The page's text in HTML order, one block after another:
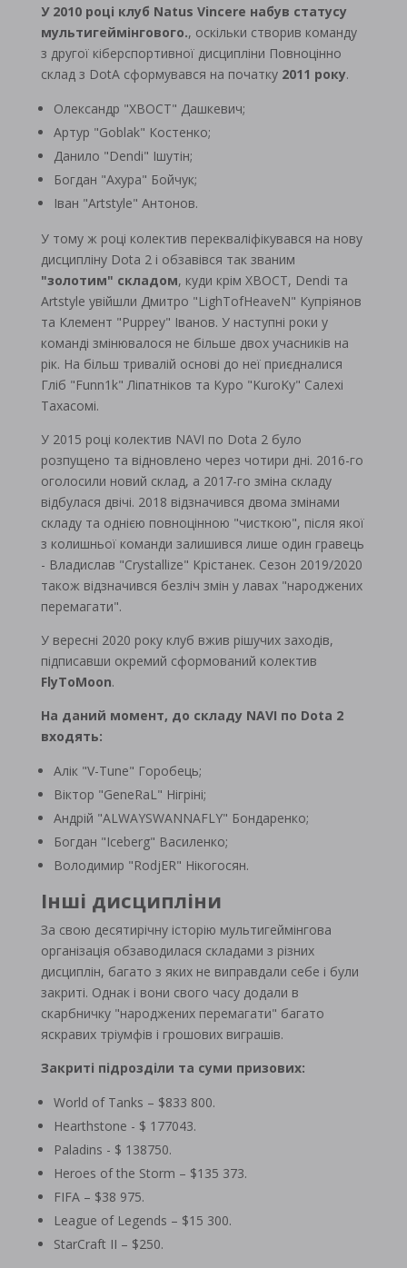
У 2010 році клуб Natus Vincere набув статусу
мультигеймінгового., оскільки створив команду
з другої кіберспортивної дисципліни Повноцінно
склад з DotA сформувався на початку 2011 року.
Олександр "XBOCT" Дашкевич;
Артур "Goblak" Костенко;
Данило "Dendi" Ішутін;
Богдан "Ахура" Бойчук;
Іван "Artstyle" Антонов.
У тому ж році колектив перекваліфікувався на нову
дисципліну Dota 2 і обзавівся так званим
"золотим" складом, куди крім XBOCT, Dendi та
Artstyle увійшли Дмитро "LighTofHeaveN" Купріянов
та Клемент "Puppey" Іванов. У наступні роки у
команді змінювалося не більше двох учасників на
рік. На більш тривалій основі до неї приєдналися
Гліб "Funn1k" Ліпатніков та Куро "KuroKy" Салехі
Тахасомі.
У 2015 році колектив NAVI по Dota 2 було
розпущено та відновлено через чотири дні. 2016-го
оголосили новий склад, а 2017-го зміна складу
відбулася двічі. 2018 відзначився двома змінами
складу та однією повноцінною "чисткою", після якої
з колишньої команди залишився лише один гравець
- Владислав "Crystallize" Крістанек. Сезон 2019/2020
також відзначився безліч змін у лавах "народжених
перемагати".
У вересні 2020 року клуб вжив рішучих заходів,
підписавши окремий сформований колектив
FlyToMoon.
На даний момент, до складу NAVI по Dota 2
входять:
Алік "V-Tune" Горобець;
Віктор "GeneRaL" Нігріні;
Андрій "ALWAYSWANNAFLY" Бондаренко;
Богдан "Iceberg" Василенко;
Володимир "RodjER" Нікогосян.
Інші дисципліни
За свою десятирічну історію мультигеймінгова
організація обзаводилася складами з різних
дисциплін, багато з яких не виправдали себе і були
закриті. Однак і вони свого часу додали в
скарбничку "народжених перемагати" багато
яскравих тріумфів і грошових виграшів.
Закриті підрозділи та суми призових:
World of Tanks – $833 800.
Hearthstone - $ 177043.
Paladins - $ 138750.
Heroes of the Storm – $135 373.
FIFA – $38 975.
League of Legends – $15 300.
StarCraft II – $250.